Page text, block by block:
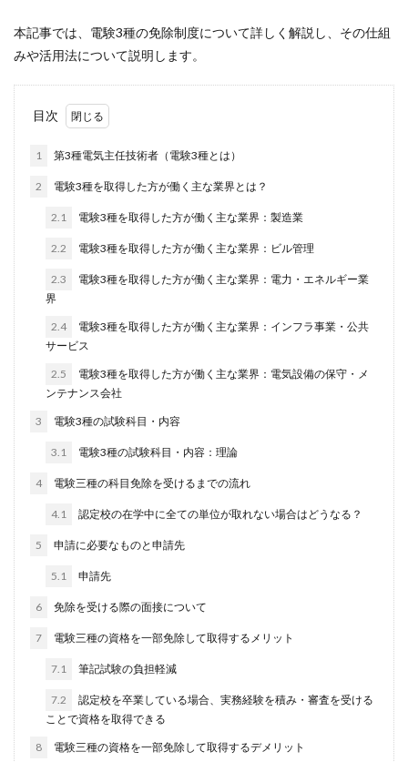
本記事では、電験3種の免除制度について詳しく解説し、その仕組
みや活用法について説明します。
目次
1 第3種電気主任技術者（電験3種とは）
2 電験3種を取得した方が働く主な業界とは？
2.1 電験3種を取得した方が働く主な業界：製造業
2.2 電験3種を取得した方が働く主な業界：ビル管理
2.3
電験3種を取得した方が働く主な業界：電力・エネルギー業
界
2.4
電験3種を取得した方が働く主な業界：インフラ事業・公共
サービス
2.5
電験3種を取得した方が働く主な業界：電気設備の保守・メ
ンテナンス会社
3 電験3種の試験科目・内容
3.1 電験3種の試験科目・内容：理論
4 電験三種の科目免除を受けるまでの流れ
4.1 認定校の在学中に全ての単位が取れない場合はどうなる？
5 申請に必要なものと申請先
5.1 申請先
6 免除を受ける際の面接について
7 電験三種の資格を一部免除して取得するメリット
7.1 筆記試験の負担軽減
7.2
認定校を卒業している場合、実務経験を積み・審査を受ける
ことで資格を取得できる
8 電験三種の資格を一部免除して取得するデメリット